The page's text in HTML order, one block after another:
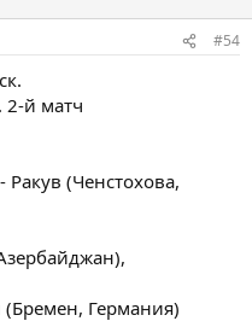
#54
й матч
(Ченстохова,
Германия)